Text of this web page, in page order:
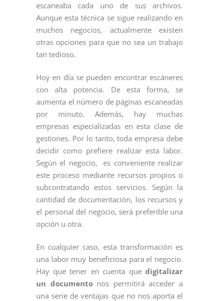
escaneaba cada uno de sus archivos.
Aunque esta técnica se sigue realizando en
muchos negocios, actualmente existen
otras opciones para que no sea un trabajo
tan tedioso.
Hoy en día se pueden encontrar escáneres
con alta potencia. De esta forma, se
aumenta el número de páginas escaneadas
por minuto. Además, hay muchas
empresas especializadas en esta clase de
gestiones. Por lo tanto, toda empresa debe
decidir como prefiere realizar esta labor.
Según el negocio, es conveniente realizar
este proceso mediante recursos propios o
subcontratando estos servicios. Según la
cantidad de documentación, los recursos y
el personal del negocio, será preferible una
opción u otra.
En cualquier caso, esta transformación es
una labor muy beneficiosa para el negocio.
Hay que tener en cuenta que digitalizar
un documentonos permitirá acceder a
una serie de ventajas que no nos aporta el